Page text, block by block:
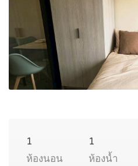
1
ห้องนอน
1
ห้องน้ำ